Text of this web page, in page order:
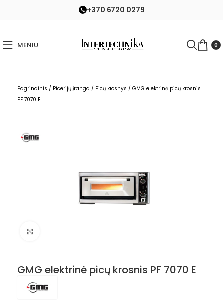
+370 6720 0279
MENIU 0
Pagrindinis / Picerijų įranga / Picų krosnys / GMG elektrinė picų krosnis
PF 7070 E
GMG elektrinė picų krosnis PF 7070 E